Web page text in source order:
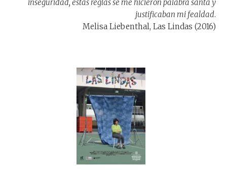
inseguridad, estas reglas se me hicieron palabra santa y
justificaban mi fealdad.
Melisa Liebenthal, Las Lindas (2016)